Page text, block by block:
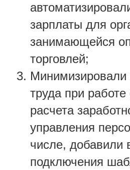
зарплаты для
занимающейся
торговлей;
Минимизировали
труда при
расчета
управления
числе, добавили
подключения